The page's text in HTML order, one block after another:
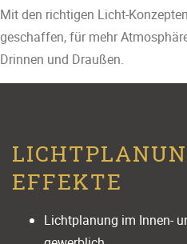
Mit den richtigen Licht-
geschaffen, für mehr
Drinnen und Draußen.
EFFEKTE
Lichtplanung im Innen-